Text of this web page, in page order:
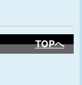
TOPへ